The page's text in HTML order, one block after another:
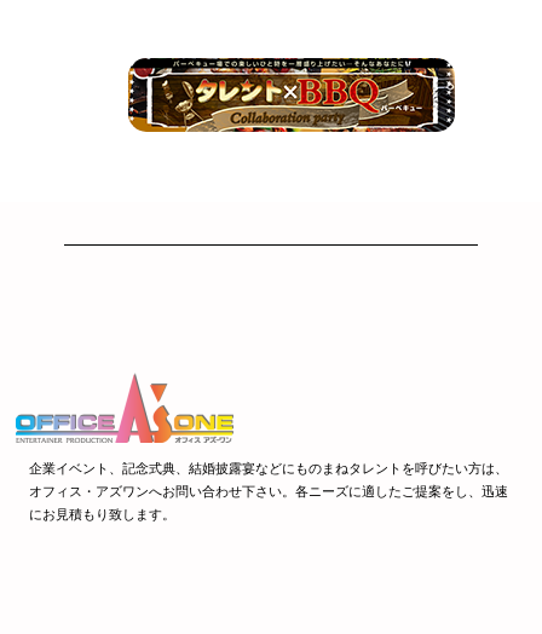
企業イベント、記念式典、結婚披露宴などにものまねタレントを呼びたい方は、
オフィス・アズワンへお問い合わせ下さい。各ニーズに適したご提案をし、迅速
にお見積もり致します。